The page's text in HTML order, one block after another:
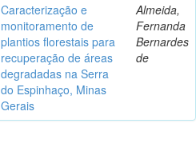
Caracterização e
monitoramento de
plantios florestais para
recuperação de áreas
degradadas na Serra
do Espinhaço, Minas
Gerais
Almeida,
Fernanda
Bernardes
de